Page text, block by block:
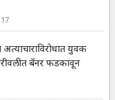
अत्याचाराविरोधात युवक
बॅनर फडकावून